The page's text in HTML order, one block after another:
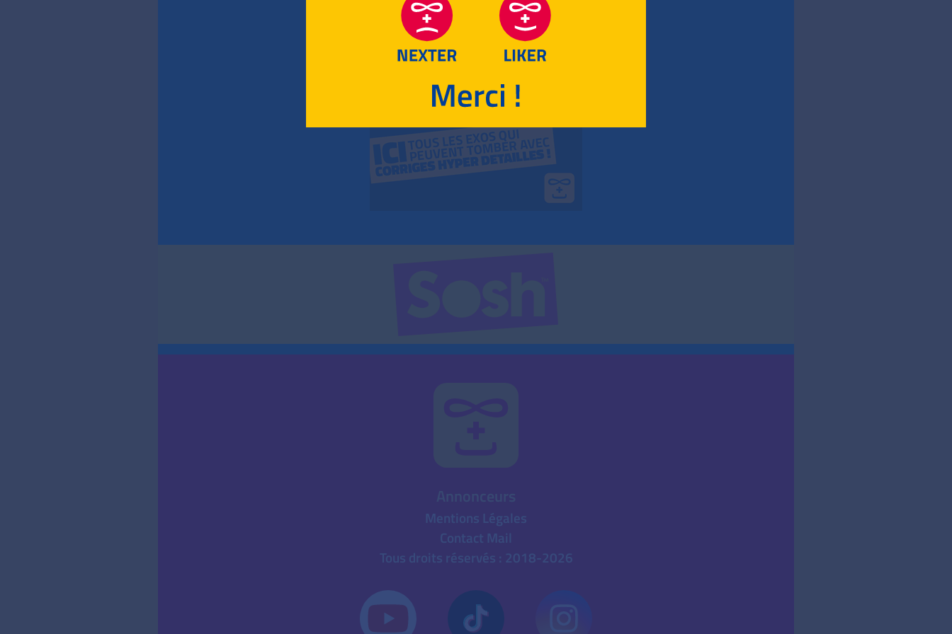
Mentions Légales
Contact Mail
Tous droits réservés : 2018-2026